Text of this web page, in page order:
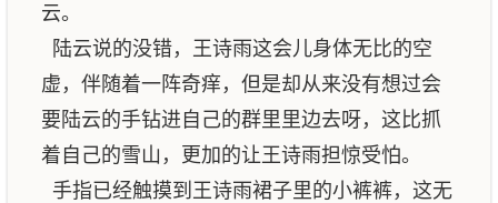
云。
陆云说的没错，王诗雨这会儿身体无比的空
虚，伴随着一阵奇痒，但是却从来没有想过会
要陆云的手钻进自己的群里里边去呀，这比抓
着自己的雪山，更加的让王诗雨担惊受怕。
手指已经触摸到王诗雨裙子里的小裤裤，这无